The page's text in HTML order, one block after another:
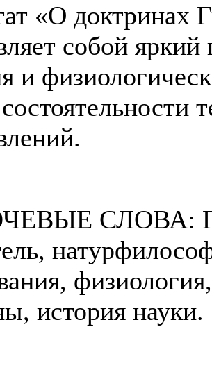
«О доктринах
собой
и
СЛОВА:
история науки.